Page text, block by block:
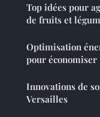
Top idées pour
de fruits et
Optimisation
pour économiser
Innovations de
Versailles